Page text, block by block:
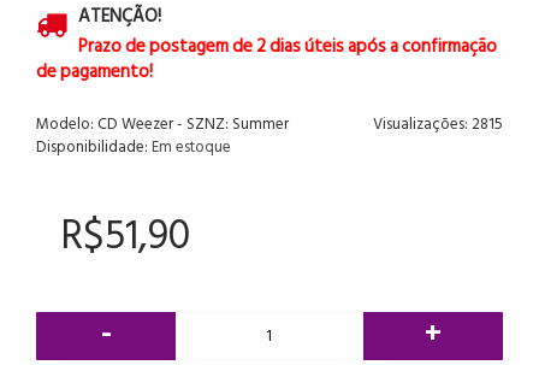
ATENÇÃO!
Prazo de postagem de 2 dias úteis após a confirmação
de pagamento!
Visualizações: 2815
Modelo: CD Weezer - SZNZ: Summer
Disponibilidade:Em estoque
R$51,90
- +